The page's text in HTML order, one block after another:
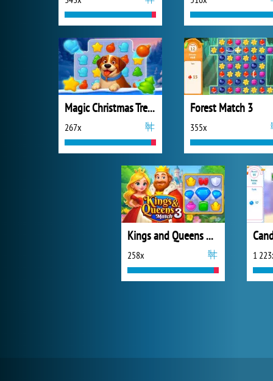
Magic Christmas Tree Match-3
267x
Forest Match 3
355x
Kings and Queens Match 3
258x 1